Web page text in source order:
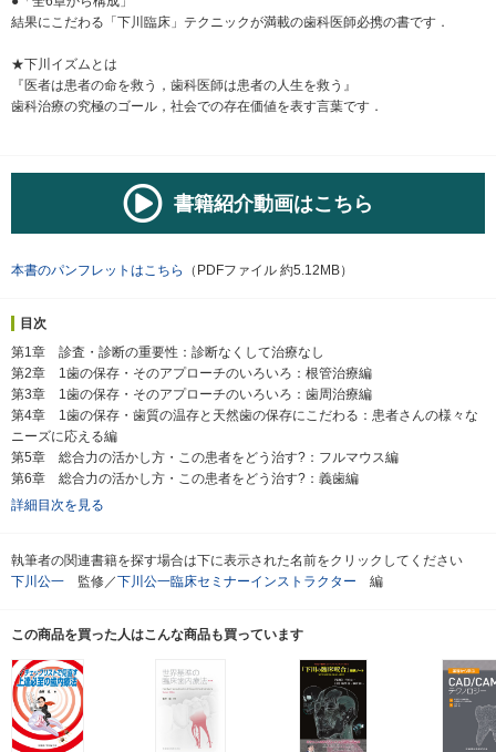
結果にこだわる「下川臨床」テクニックが満載の歯科医師必携の書です．
★下川イズムとは
『医者は患者の命を救う，歯科医師は患者の人生を救う』
歯科治療の究極のゴール，社会での存在価値を表す言葉です．
書籍紹介動画はこちら
本書のパンフレットはこちら （PDFファイル 約5.12MB）
目次
第1章 診査・診断の重要性：診断なくして治療なし
第2章 1歯の保存・そのアプローチのいろいろ：根管治療編
第3章 1歯の保存・そのアプローチのいろいろ：歯周治療編
第4章 1歯の保存・歯質の温存と天然歯の保存にこだわる：患者さんの様々な
ニーズに応える編
第5章 総合力の活かし方・この患者をどう治す?：フルマウス編
第6章 総合力の活かし方・この患者をどう治す?：義歯編
詳細目次を見る
執筆者の関連書籍を探す場合は下に表示された名前をクリックしてください
下川公一 監修／下川公一臨床セミナーインストラクター 編
この商品を買った人はこんな商品も買っています